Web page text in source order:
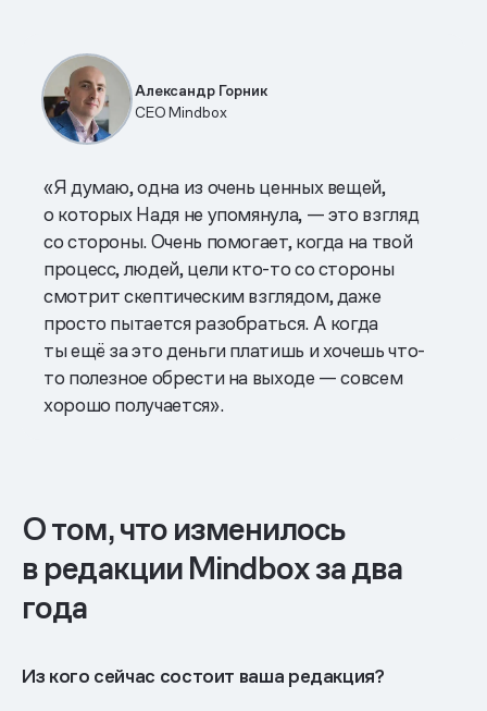
Александр Горник
CEO Mindbox
«Я думаю, одна из очень ценных вещей,
о которых Надя не упомянула, — это взгляд
со стороны. Очень помогает, когда на твой
процесс, людей, цели кто-то со стороны
смотрит скептическим взглядом, даже
просто пытается разобраться. А когда
ты ещё за это деньги платишь и хочешь что-
то полезное обрести на выходе — совсем
хорошо получается».
О том, что изменилось
в редакции Mindbox за два
года
Из кого сейчас состоит ваша редакция?